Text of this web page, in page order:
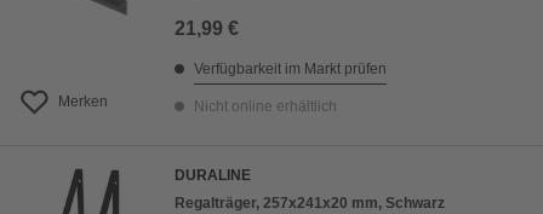
Merken
21,99 €
Verfügbarkeit im Markt prüfen
Nicht online erhältlich
DURALINE
Regalträger, 257x241x20 mm, Schwarz